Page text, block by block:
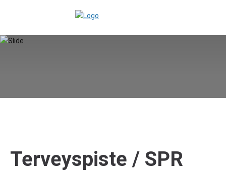
Terveyspiste / SPR